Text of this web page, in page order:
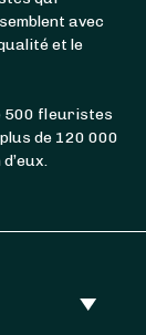
avec
et le
500 fleuristes
de 120 000